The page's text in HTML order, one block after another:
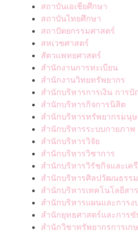
สถาบันเอเชียศึกษา
สถาบันไทยศึกษา
สถาปัตยกรรมศาสตร์
สหเวชศาสตร์
สัตวแพทยศาสตร์
สำนักงานการทะเบียน
สำนักงานวิทยทรัพยากร
สำนักบริหารการเงิน การ
สำนักบริหารกิจการนิสิต
สำนักบริหารทรัพยากรมนุ
สำนักบริหารระบบกายภาพ
สำนักบริหารวิจัย
สำนักบริหารวิชาการ
สำนักบริหารวิรัชกิจและเค
สำนักบริหารศิลปวัฒนธรรม
สำนักบริหารเทคโนโลยีสา
สำนักบริหารแผนและการ
สำนักยุทธศาสตร์และการขั
สำนักวิชาทรัพยากรการเก